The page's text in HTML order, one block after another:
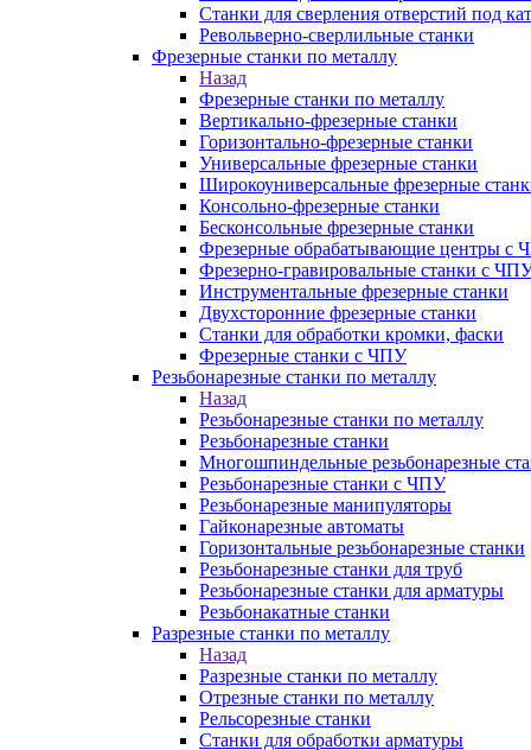
Станки для сверления отверстий под
Револьверно-сверлильные станки
Фрезерные станки по металлу
Назад
Фрезерные станки по металлу
Вертикально-фрезерные станки
Горизонтально-фрезерные станки
Универсальные фрезерные станки
Широкоуниверсальные фрезерные
Консольно-фрезерные станки
Бесконсольные фрезерные станки
Фрезерные обрабатывающие центры с
Фрезерно-гравировальные станки с
Инструментальные фрезерные станки
Двухсторонние фрезерные станки
Станки для обработки кромки, фаски
Фрезерные станки с ЧПУ
Резьбонарезные станки по металлу
Назад
Резьбонарезные станки по металлу
Резьбонарезные станки
Многошпиндельные резьбонарезные
Резьбонарезные станки с ЧПУ
Резьбонарезные манипуляторы
Гайконарезные автоматы
Горизонтальные резьбонарезные станки
Резьбонарезные станки для труб
Резьбонарезные станки для арматуры
Резьбонакатные станки
Разрезные станки по металлу
Назад
Разрезные станки по металлу
Отрезные станки по металлу
Рельсорезные станки
Станки для обработки арматуры